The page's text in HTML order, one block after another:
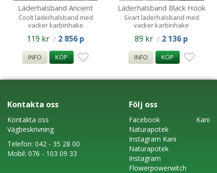
Läderhalsband Ancient
Hook
Coolt läderhalsband med
vacker karbinhake
119 kr / 2 856 p
INFO KÖP
Läderhalsband Black Hook
Svart läderhalsband med
vacker karbinhake
89 kr / 2 136 p
INFO KÖP
Kontakta oss
Kontakta oss
Vägbeskrivning
Telefon: 042 - 35 28 00
Mobil: 076 - 103 09 33
Följ oss
FacebookKani
Naturapotek
Instagram Kani
Naturapotek
Instagram
Flowerpowerwitch